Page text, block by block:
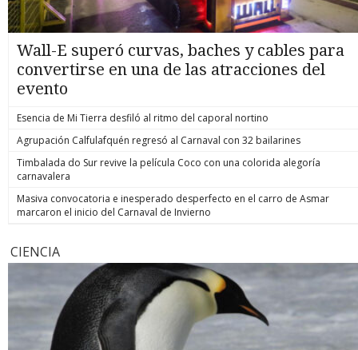
Wall-E superó curvas, baches y cables para
convertirse en una de las atracciones del
evento
Esencia de Mi Tierra desfiló al ritmo del caporal nortino
Agrupación Calfulafquén regresó al Carnaval con 32 bailarines
Timbalada do Sur revive la película Coco con una colorida alegoría
carnavalera
Masiva convocatoria e inesperado desperfecto en el carro de Asmar
marcaron el inicio del Carnaval de Invierno
CIENCIA